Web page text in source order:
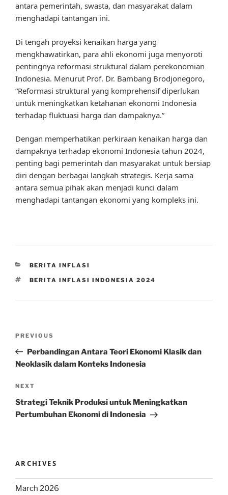
antara pemerintah, swasta, dan masyarakat dalam
menghadapi tantangan ini.
Di tengah proyeksi kenaikan harga yang
mengkhawatirkan, para ahli ekonomi juga menyoroti
pentingnya reformasi struktural dalam perekonomian
Indonesia. Menurut Prof. Dr. Bambang Brodjonegoro,
“Reformasi struktural yang komprehensif diperlukan
untuk meningkatkan ketahanan ekonomi Indonesia
terhadap fluktuasi harga dan dampaknya.”
Dengan memperhatikan perkiraan kenaikan harga dan
dampaknya terhadap ekonomi Indonesia tahun 2024,
penting bagi pemerintah dan masyarakat untuk bersiap
diri dengan berbagai langkah strategis. Kerja sama
antara semua pihak akan menjadi kunci dalam
menghadapi tantangan ekonomi yang kompleks ini.
CATEGORIES
BERITA INFLASI
TAGS
BERITA INFLASI INDONESIA 2024
Previous
Post
PREVIOUS
Perbandingan Antara Teori Ekonomi Klasik dan
Neoklasik dalam Konteks Indonesia
Next
Post
NEXT
Strategi Teknik Produksi untuk Meningkatkan
Pertumbuhan Ekonomi di Indonesia
ARCHIVES
March 2026